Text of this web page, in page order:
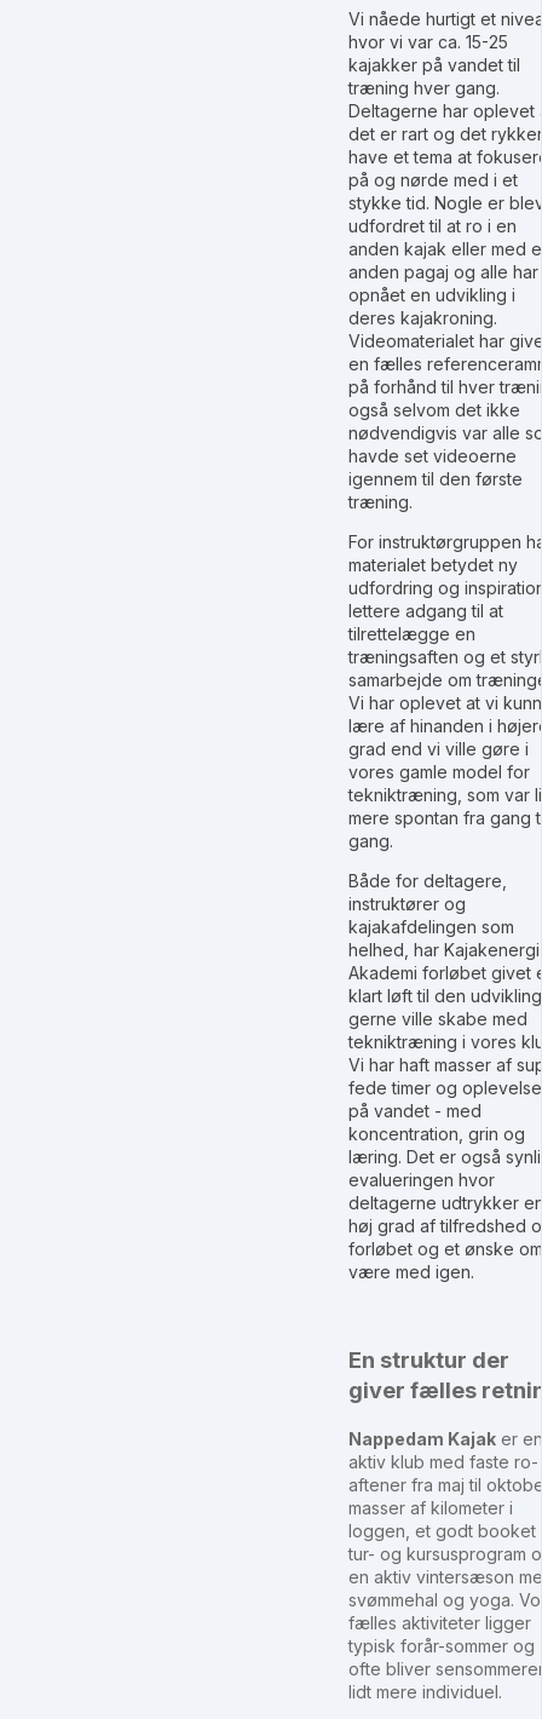
Vi nåede hurtigt et
hvor vi var ca. 15-25
kajakker på vandet til
træning hver gang.
Deltagerne har oplevet
det er rart og det
have et tema at
på og nørde med i et
stykke tid. Nogle er
udfordret til at ro i en
anden kajak eller med
anden pagaj og alle har
opnået en udvikling i
deres kajakroning.
Videomaterialet har
en fælles
på forhånd til hver
også selvom det ikke
nødvendigvis var alle
havde set videoerne
igennem til den første
træning.
For instruktørgruppen
materialet betydet ny
udfordring og
lettere adgang til at
tilrettelægge en
træningsaften og et
samarbejde om
Vi har oplevet at vi
lære af hinanden i
grad end vi ville gøre i
vores gamle model for
tekniktræning, som var
mere spontan fra gang
gang.
Både for deltagere,
instruktører og
kajakafdelingen som
helhed, har Kajakenergi
Akademi forløbet givet
klart løft til den
gerne ville skabe med
tekniktræning i vores
Vi har haft masser af
fede timer og
på vandet - med
koncentration, grin og
læring. Det er også
evalueringen hvor
deltagerne udtrykker
høj grad af tilfredshed
forløbet og et ønske
være med igen.
En struktur der
giver fælles
Nappedam Kajak er en
aktiv klub med faste ro-
aftener fra maj til
masser af kilometer i
loggen, et godt booket
tur- og kursusprogram
en aktiv vintersæson
svømmehal og yoga.
fælles aktiviteter ligger
typisk forår-sommer og
ofte bliver
lidt mere individuel.